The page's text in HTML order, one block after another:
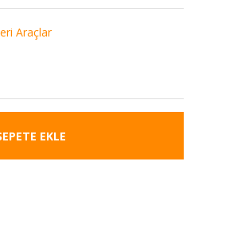
Araçlar
EKLE